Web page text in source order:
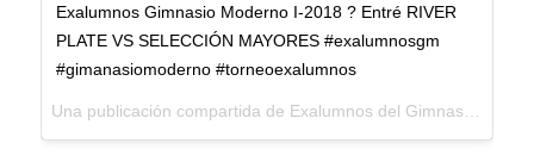
Exalumnos Gimnasio Moderno I-2018 ? Entré RIVER
PLATE VS SELECCIÓN MAYORES #exalumnosgm
#gimanasiomoderno #torneoexalumnos
Una publicación compartida de Exalumnos del Gimnasio Moderno